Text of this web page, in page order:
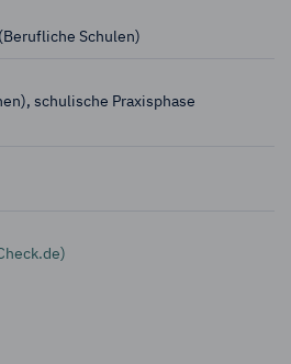
Schulen)
schulische Praxisphase